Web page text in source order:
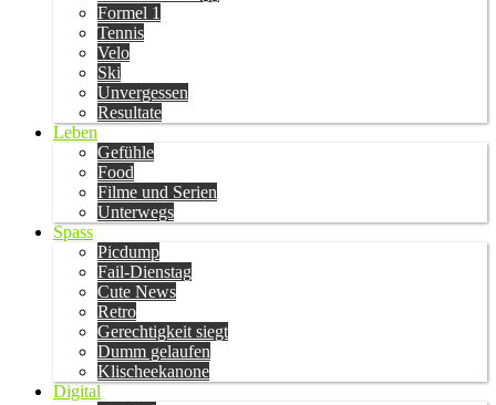
Formel 1
Tennis
Velo
Ski
Unvergessen
Resultate
Leben
Gefühle
Food
Filme und Serien
Unterwegs
Spass
Picdump
Fail-Dienstag
Cute News
Retro
Gerechtigkeit siegt
Dumm gelaufen
Klischeekanone
Digital